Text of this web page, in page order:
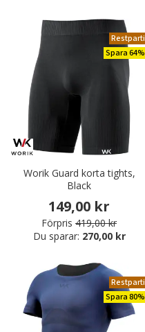
Restparti
Spara 64%
Worik Guard korta tights,
Black
149,00 kr
Förpris 419,00 kr
Du sparar: 270,00 kr
Restparti
Spara 80%